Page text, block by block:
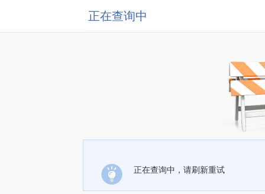
正在查询中
正在查询中，请刷新重试